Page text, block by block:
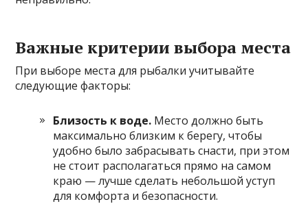
Важные критерии выбора места
При выборе места для рыбалки учитывайте
следующие факторы:
Близость к воде. Место должно быть
максимально близким к берегу, чтобы
удобно было забрасывать снасти, при этом
не стоит располагаться прямо на самом
краю — лучше сделать небольшой уступ
для комфорта и безопасности.